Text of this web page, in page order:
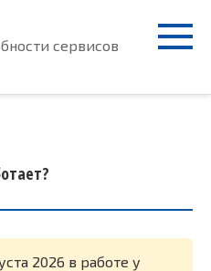
сервисов
2026 в работе у